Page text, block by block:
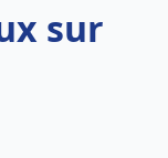
sur